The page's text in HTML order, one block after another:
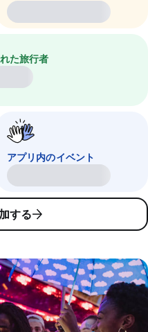
た旅行者
アプリ内のイベント
する